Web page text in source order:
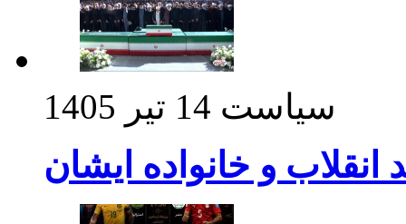
سیاست 14 تیر 1405
انقلاب و خانواده ایشان